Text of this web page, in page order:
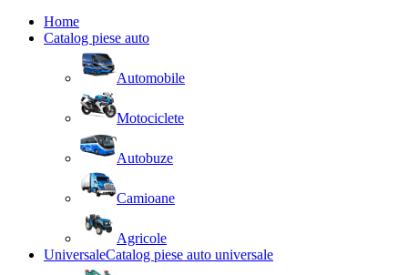
Home
Catalog piese auto
Automobile
Motociclete
Autobuze
Camioane
Agricole
UniversaleCatalog piese auto universale